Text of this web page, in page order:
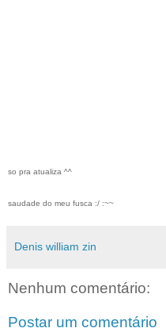
so pra atualiza ^^
saudade do meu fusca :/ :~~
Denis william zin
Nenhum comentário:
Postar um comentário